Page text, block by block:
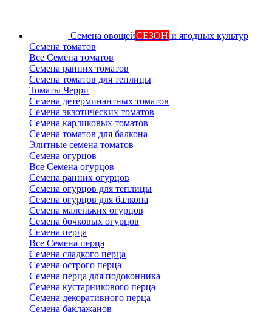
Семена овощейСЕЗОН и ягодных культур
Семена томатов
Все Семена томатов
Семена ранних томатов
Семена томатов для теплицы
Томаты Черри
Семена детерминантных томатов
Семена экзотических томатов
Семена карликовых томатов
Семена томатов для балкона
Элитные семена томатов
Семена огурцов
Все Семена огурцов
Семена ранних огурцов
Семена огурцов для теплицы
Семена огурцов для балкона
Семена маленьких огурцов
Семена бочковых огурцов
Семена перца
Все Семена перца
Семена сладкого перца
Семена острого перца
Семена перца для подоконника
Семена кустарникового перца
Семена декоративного перца
Семена баклажанов